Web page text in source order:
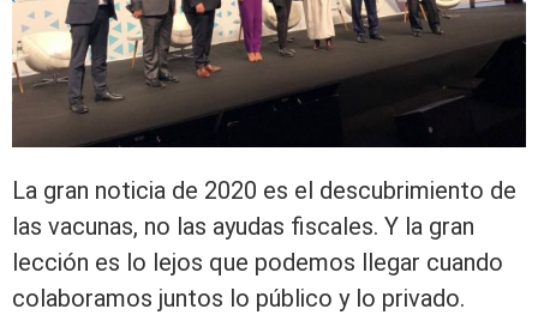
La gran noticia de 2020 es el descubrimiento de
las vacunas, no las ayudas fiscales. Y la gran
lección es lo lejos que podemos llegar cuando
colaboramos juntos lo público y lo privado.